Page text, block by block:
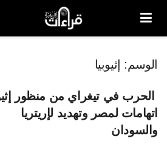
الوسم: إثيوبيا
الحرب في تيغراي من منظور
اتهامات لمصر وتهديد لإريتريا
والسودان